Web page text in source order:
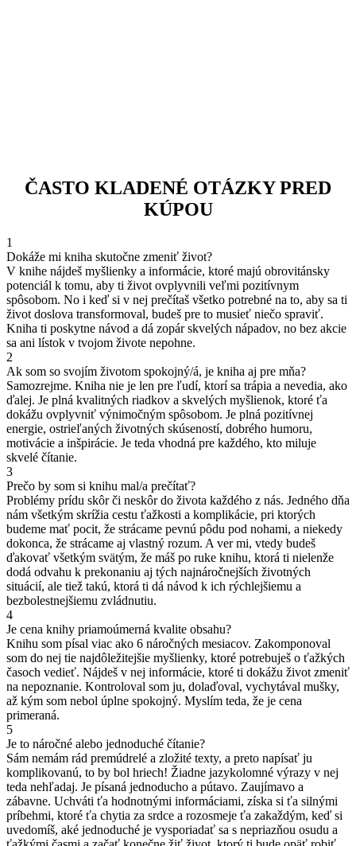
ČASTO KLADENÉ OTÁZKY PRED
KÚPOU
1
Dokáže mi kniha skutočne zmeniť život?
V knihe nájdeš myšlienky a informácie, ktoré majú obrovitánsky
potenciál k tomu, aby ti život ovplyvnili veľmi pozitívnym
spôsobom. No i keď si v nej prečítaš všetko potrebné na to, aby sa ti
život doslova transformoval, budeš pre to musieť niečo spraviť.
Kniha ti poskytne návod a dá zopár skvelých nápadov, no bez akcie
sa ani lístok v tvojom živote nepohne.
2
Ak som so svojím životom spokojný/á, je kniha aj pre mňa?
Samozrejme. Kniha nie je len pre ľudí, ktorí sa trápia a nevedia, ako
ďalej. Je plná kvalitných riadkov a skvelých myšlienok, ktoré ťa
dokážu ovplyvniť výnimočným spôsobom. Je plná pozitívnej
energie, ostrieľaných životných skúseností, dobrého humoru,
motivácie a inšpirácie. Je teda vhodná pre každého, kto miluje
skvelé čítanie.
3
Prečo by som si knihu mal/a prečítať?
Problémy prídu skôr či neskôr do života každého z nás. Jedného dňa
nám všetkým skrížia cestu ťažkosti a komplikácie, pri ktorých
budeme mať pocit, že strácame pevnú pôdu pod nohami, a niekedy
dokonca, že strácame aj vlastný rozum. A ver mi, vtedy budeš
ďakovať všetkým svätým, že máš po ruke knihu, ktorá ti nielenže
dodá odvahu k prekonaniu aj tých najnáročnejších životných
situácií, ale tiež takú, ktorá ti dá návod k ich rýchlejšiemu a
bezbolestnejšiemu zvládnutiu.
4
Je cena knihy priamoúmerná kvalite obsahu?
Knihu som písal viac ako 6 náročných mesiacov. Zakomponoval
som do nej tie najdôležitejšie myšlienky, ktoré potrebuješ o ťažkých
časoch vedieť. Nájdeš v nej informácie, ktoré ti dokážu život zmeniť
na nepoznanie. Kontroloval som ju, dolaďoval, vychytával mušky,
až kým som nebol úplne spokojný. Myslím teda, že je cena
primeraná.
5
Je to náročné alebo jednoduché čítanie?
Sám nemám rád premúdrelé a zložité texty, a preto napísať ju
komplikovanú, to by bol hriech! Žiadne jazykolomné výrazy v nej
teda nehľadaj. Je písaná jednoducho a pútavo. Zaujímavo a
zábavne. Uchváti ťa hodnotnými informáciami, získa si ťa silnými
príbehmi, ktoré ťa chytia za srdce a rozosmeje ťa zakaždým, keď si
uvedomíš, aké jednoduché je vysporiadať sa s nepriazňou osudu a